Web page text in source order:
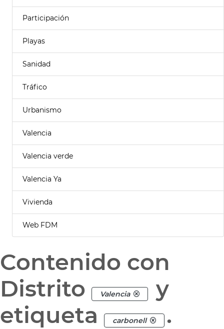
Participación
Playas
Sanidad
Tráfico
Urbanismo
Valencia
Valencia verde
Valencia Ya
Vivienda
Web FDM
Contenido con
Distrito
Valencia
y
etiqueta
carbonell .